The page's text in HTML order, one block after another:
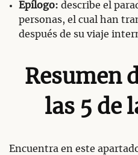
Epílogo: describe el
personas, el cual han
después de su viaje
Resumen
las 5 de
Encuentra en este